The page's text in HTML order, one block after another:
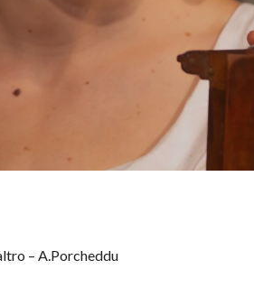
– A.Porcheddu